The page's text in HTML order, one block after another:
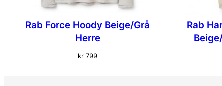
Rab Force Hoody Beige/Grå
Herre
kr 799
Rab